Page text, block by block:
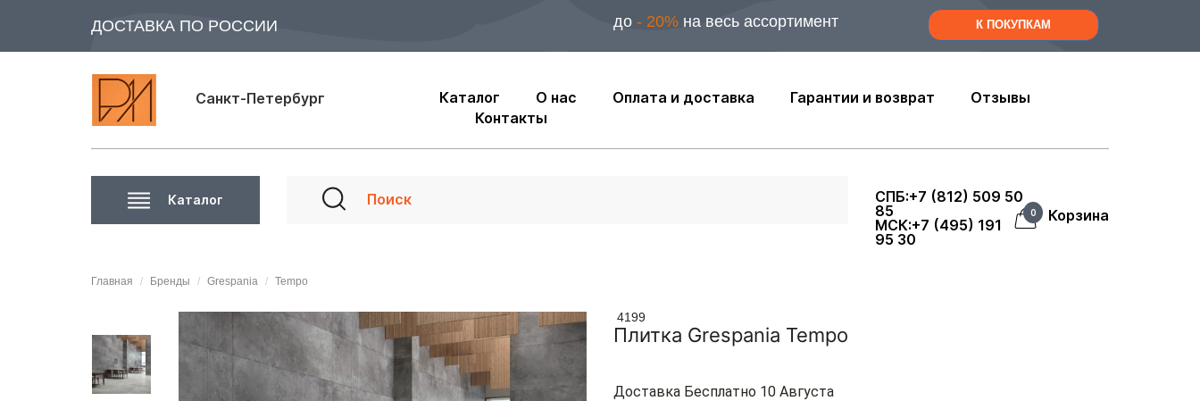
ДОСТАВКА ПО РОССИИ до - 20% на весь ассортимент К ПОКУПКАМ
Санкт-Петербург Каталог О нас Оплата и доставка Гарантии и возврат
Отзывы
Контакты
Каталог
СПБ:+7 (812) 509 50
85
МСК:+7 (495) 191
95 30
0 Корзина
Главная Бренды Grespania Tempo
4199
Плитка Grespania Tempo
Доставка Бесплатно 10 Августа